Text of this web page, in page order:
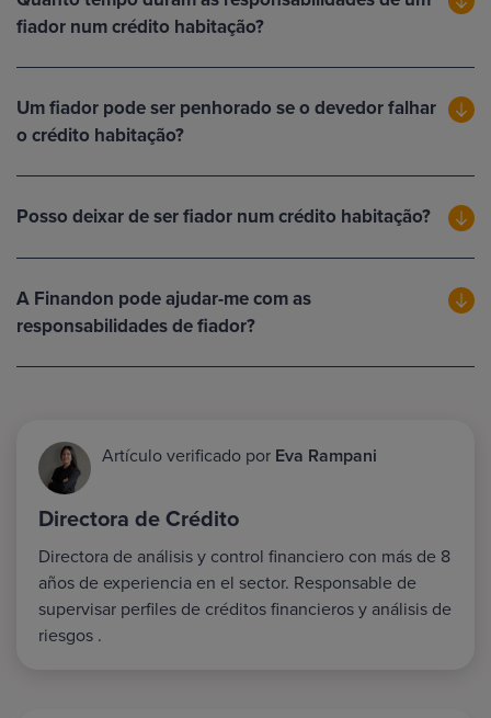
fiador num crédito habitação?
Um fiador pode ser penhorado se o devedor falhar
o crédito habitação?
Posso deixar de ser fiador num crédito habitação?
A Finandon pode ajudar-me com as
responsabilidades de fiador?
Artículo verificado por Eva Rampani
Directora de Crédito
Directora de análisis y control financiero con más de 8
años de experiencia en el sector. Responsable de
supervisar perfiles de créditos financieros y análisis de
riesgos .